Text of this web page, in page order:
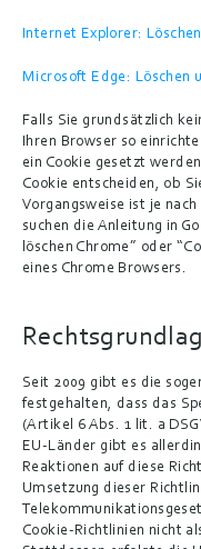
Internet Explorer:
Microsoft Edge: Löschen
Falls Sie grundsätzlich
Ihren Browser so
ein Cookie gesetzt
Cookie entscheiden, ob
Vorgangsweise ist je
suchen die Anleitung in
löschen Chrome” oder
eines Chrome Browsers.
Seit 2009 gibt es die
festgehalten, dass das
(Artikel 6 Abs. 1 lit. a
EU-Länder gibt es
Reaktionen auf diese
Umsetzung dieser
Cookie-Richtlinien nicht